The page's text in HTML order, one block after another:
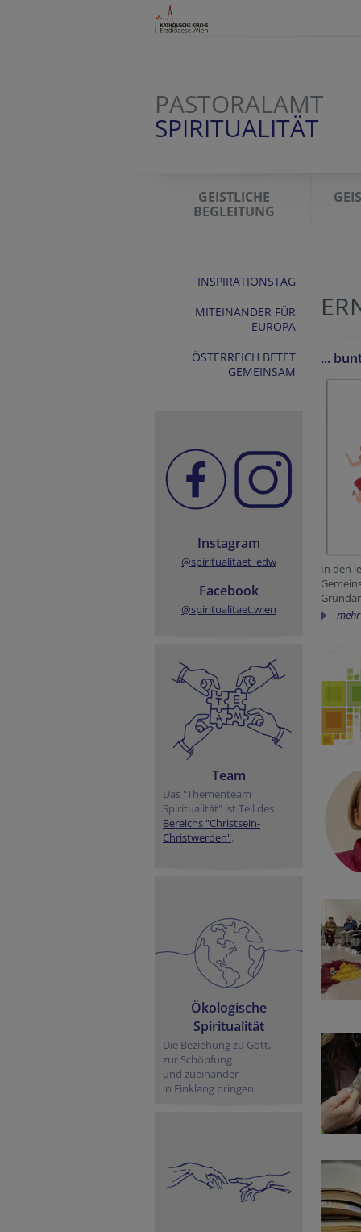
PASTORALAMT
SPIRITUALITÄT
GEISTLICHE
BEGLEITUNG
INSPIRATIONSTAG
MITEINANDER FÜR
EUROPA
ÖSTERREICH BETET
GEMEINSAM
Instagram
@spiritualitaet_edw
Facebook
@spiritualitaet.wien
Team
Das "Thementeam
Spiritualität" ist Teil des
Bereichs "Christsein-
Christwerden".
Ökologische
Spiritualität
Die Beziehung zu Gott,
zur Schöpfung
und zueinander
in Einklang bringen.
...
In den
mehr